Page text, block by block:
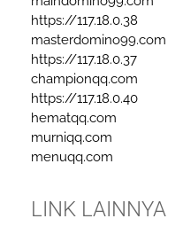
https://117.18.0.38
masterdomino99.com
https://117.18.0.37
championqq.com
https://117.18.0.40
hematqq.com
murniqq.com
menuqq.com
LINK LAINNYA